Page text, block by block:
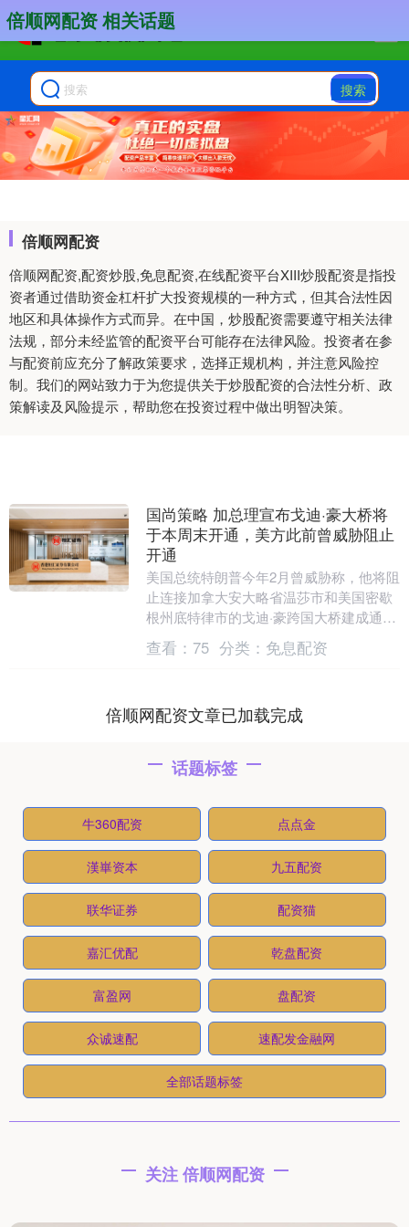
搜索
倍顺网配资
倍顺网配资,配资炒股,免息配资,在线配资平台XIII‌炒股配资是指投
资者通过借助资金杠杆扩大投资规模的一种方式，但其合法性因
地区和具体操作方式而异。在中国，炒股配资需要遵守相关法律
法规，部分未经监管的配资平台可能存在法律风险。投资者在参
与配资前应充分了解政策要求，选择正规机构，并注意风险控
制。我们的网站致力于为您提供关于炒股配资的合法性分析、政
策解读及风险提示，帮助您在投资过程中做出明智决策。
倍顺网配资 相关话题
国尚策略 加总理宣布戈迪·豪大桥将
于本周末开通，美方此前曾威胁阻止
开通
美国总统特朗普今年2月曾威胁称，他将阻
止连接加拿大安大略省温莎市和美国密歇
根州底特律市的戈迪·豪跨国大桥建成通
车，并要求其至少一半的产权归美国所
有。据加拿大广播....
查看： 75 分类： 免息配资
倍顺网配资文章已加载完成
话题标签
牛360配资 点点金
漢崋资本 九五配资
联华证券 配资猫
嘉汇优配 乾盘配资
富盈网 盘配资
众诚速配 速配发金融网
全部话题标签
关注 倍顺网配资